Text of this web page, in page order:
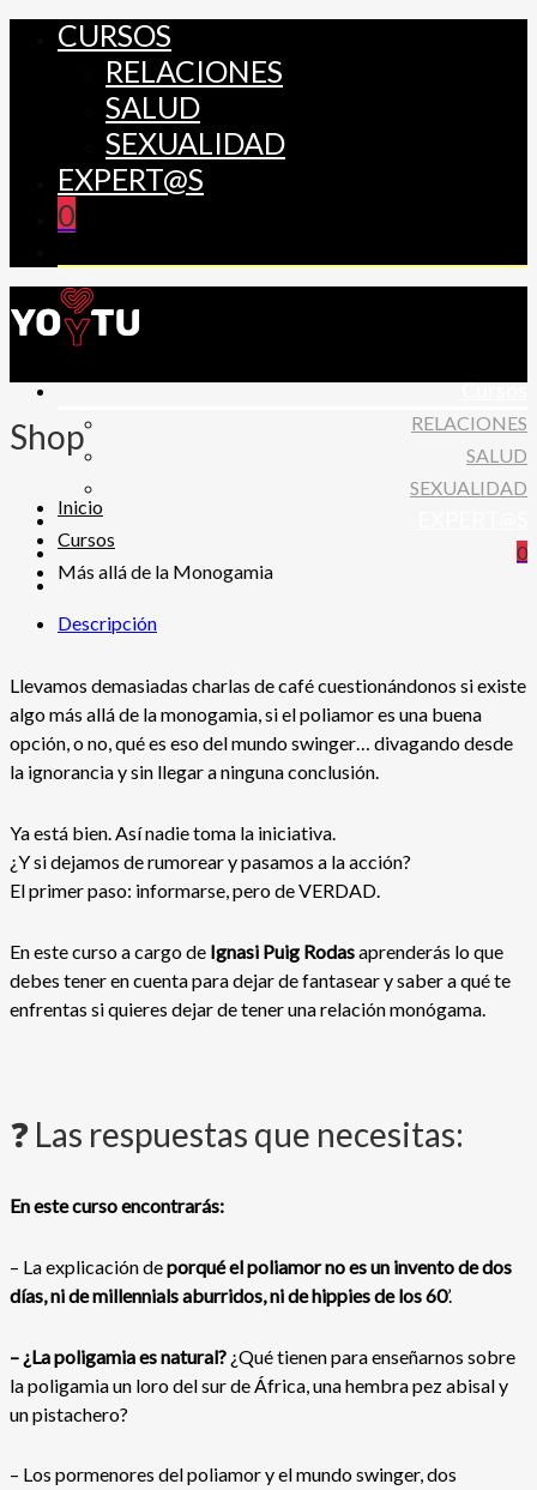
CURSOS
RELACIONES
SALUD
SEXUALIDAD
EXPERT@S
0
Cursos
RELACIONES
SALUD
SEXUALIDAD
0
Shop
Inicio
Cursos
Más allá de la Monogamia
Descripción
Llevamos demasiadas charlas de café cuestionándonos si existe
algo más allá de la monogamia, si el poliamor es una buena
opción, o no, qué es eso del mundo swinger… divagando desde
la ignorancia y sin llegar a ninguna conclusión.
Ya está bien. Así nadie toma la iniciativa.
¿Y si dejamos de rumorear y pasamos a la acción?
El primer paso: informarse, pero de VERDAD.
En este curso a cargo de Ignasi Puig Rodasaprenderás lo que
debes tener en cuenta para dejar de fantasear y saber a qué te
enfrentas si quieres dejar de tener una relación monógama.
❓ Las respuestas que necesitas:
En este curso encontrarás:
– La explicación deporqué el poliamor no es un invento de dos
días, ni de millennials aburridos, ni de hippies de los 60’.
– ¿La poligamia es natural? ¿Qué tienen para enseñarnos sobre
la poligamia un loro del sur de África, una hembra pez abisal y
un pistachero?
– Los pormenores del poliamor y el mundo swinger, dos